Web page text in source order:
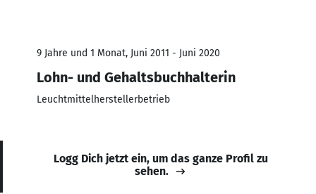
9 Jahre und 1 Monat, Juni 2011 - Juni 2020
Lohn- und Gehaltsbuchhalterin
Leuchtmittelherstellerbetrieb
Logg Dich jetzt ein, um das ganze Profil zu
sehen.